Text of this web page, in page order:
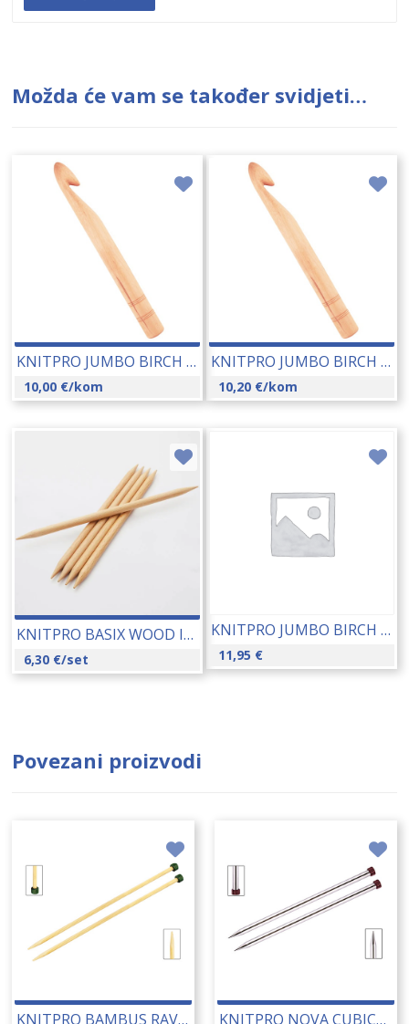
Možda će vam se također svidjeti…
KNITPRO JUMBO BIRCH CROCHET KUKICA 20,00 MM (35710) 16370
10,00 €/kom
KNITPRO JUMBO BIRCH CROCHET KUKICA 18,00 MM (35711) 16361
10,20 €/kom
KNITPRO BASIX WOOD IGLE ZA ČARAPE 5/1 20 CM 2,5 MM (35111) 26016
6,30 €/set
KNITPRO JUMBO BIRCH CROCHET HOOK 35 MM 16373
11,95 €
Povezani proizvodi
KNITPRO BAMBUS RAVNE IGLE 4.00 MM (22357) 14182 KNITPRO NOVA CUBICS RAVNE IGLE 2.50 MM (12292) 14193